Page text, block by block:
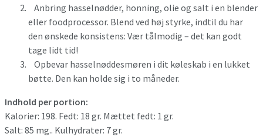
Anbring hasselnødder, honning, olie og salt i en blender
eller foodprocessor. Blend ved høj styrke, indtil du har
den ønskede konsistens: Vær tålmodig – det kan godt
tage lidt tid!
Opbevar hasselnøddesmøren i dit køleskab i en lukket
bøtte. Den kan holde sig i to måneder.
Indhold per portion:
Kalorier: 198. Fedt: 18 gr. Mættet fedt: 1 gr.
Salt: 85 mg.. Kulhydrater: 7 gr.